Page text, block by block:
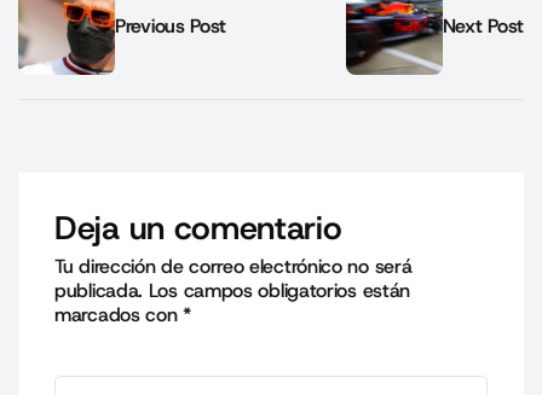
Previous Post Next Post
Deja un comentario
Tu dirección de correo electrónico no será
publicada. Los campos obligatorios están
marcados con*